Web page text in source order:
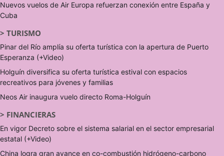
Nuevos vuelos de Air Europa refuerzan conexión entre España y
Cuba
> TURISMO
Pinar del Río amplía su oferta turística con la apertura de Puerto
Esperanza (+Video)
Holguín diversifica su oferta turística estival con espacios
recreativos para jóvenes y familias
Neos Air inaugura vuelo directo Roma-Holguín
> FINANCIERAS
En vigor Decreto sobre el sistema salarial en el sector empresarial
estatal (+Video)
China logra gran avance en co-combustión hidrógeno-carbono